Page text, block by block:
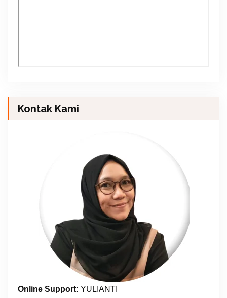
Kontak Kami
Online Support: YULIANTI